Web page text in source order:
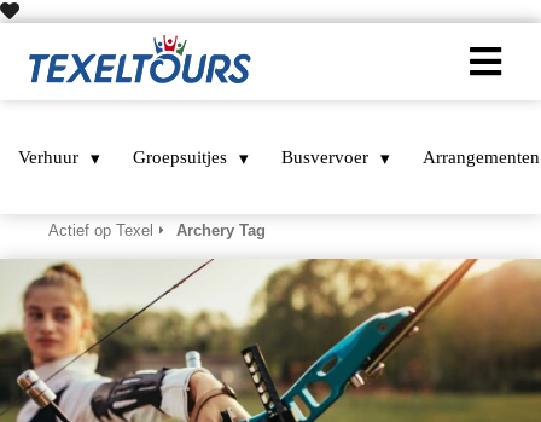
Verhuur Groepsuitjes Busvervoer Arrangementen
Home
Actief op Texel
Archery Tag